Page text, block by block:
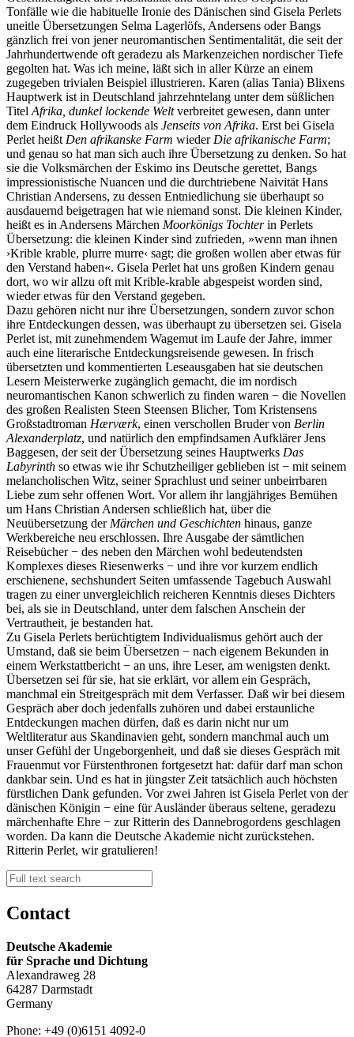
Tonfälle wie die habituelle Ironie des Dänischen sind Gisela Perlets
uneitle Übersetzungen Selma Lagerlöfs, Andersens oder Bangs
gänzlich frei von jener neuromantischen Sentimentalität, die seit der
Jahrhundertwende oft geradezu als Markenzeichen nordischer Tiefe
gegolten hat. Was ich meine, läßt sich in aller Kürze an einem
zugegeben trivialen Beispiel illustrieren. Karen (alias Tania) Blixens
Hauptwerk ist in Deutschland jahrzehntelang unter dem süßlichen
TitelAfrika, dunkel lockende Weltverbreitet gewesen, dann unter
dem Eindruck Hollywoods als Jenseits von Afrika. Erst bei Gisela
Perlet heißtDen afrikanske Farm wiederDie afrikanische Farm;
und genau so hat man sich auch ihre Übersetzung zu denken. So hat
sie die Volksmärchen der Eskimo ins Deutsche gerettet, Bangs
impressionistische Nuancen und die durchtriebene Naivität Hans
Christian Andersens, zu dessen Entniedlichung sie überhaupt so
ausdauernd beigetragen hat wie niemand sonst. Die kleinen Kinder,
heißt es in Andersens Märchen Moorkönigs Tochterin Perlets
Übersetzung: die kleinen Kinder sind zufrieden, »wenn man ihnen
›Krible krable, plurre murre‹ sagt; die großen wollen aber etwas für
den Verstand haben«. Gisela Perlet hat uns großen Kindern genau
dort, wo wir allzu oft mit Krible-krable abgespeist worden sind,
wieder etwas für den Verstand gegeben.
Dazu gehören nicht nur ihre Übersetzungen, sondern zuvor schon
ihre Entdeckungen dessen, was überhaupt zu übersetzen sei. Gisela
Perlet ist, mit zunehmendem Wagemut im Laufe der Jahre, immer
auch eine literarische Entdeckungsreisende gewesen. In frisch
übersetzten und kommentierten Leseausgaben hat sie deutschen
Lesern Meisterwerke zugänglich gemacht, die im nordisch
neuromantischen Kanon schwerlich zu finden waren − die Novellen
des großen Realisten Steen Steensen Blicher, Tom Kristensens
Großstadtroman Hærværk, einen verschollen Bruder von Berlin
Alexanderplatz, und natürlich den empfindsamen Aufklärer Jens
Baggesen, der seit der Übersetzung seines Hauptwerks Das
Labyrinth so etwas wie ihr Schutzheiliger geblieben ist − mit seinem
melancholischen Witz, seiner Sprachlust und seiner unbeirrbaren
Liebe zum sehr offenen Wort. Vor allem ihr langjähriges Bemühen
um Hans Christian Andersen schließlich hat, über die
Neuübersetzung derMärchen und Geschichten hinaus, ganze
Werkbereiche neu erschlossen. Ihre Ausgabe der sämtlichen
Reisebücher − des neben den Märchen wohl bedeutendsten
Komplexes dieses Riesenwerks − und ihre vor kurzem endlich
erschienene, sechshundert Seiten umfassende Tagebuch Auswahl
tragen zu einer unvergleichlich reicheren Kenntnis dieses Dichters
bei, als sie in Deutschland, unter dem falschen Anschein der
Vertrautheit, je bestanden hat.
Zu Gisela Perlets berüchtigtem Individualismus gehört auch der
Umstand, daß sie beim Übersetzen − nach eigenem Bekunden in
einem Werkstattbericht − an uns, ihre Leser, am wenigsten denkt.
Übersetzen sei für sie, hat sie erklärt, vor allem ein Gespräch,
manchmal ein Streitgespräch mit dem Verfasser. Daß wir bei diesem
Gespräch aber doch jedenfalls zuhören und dabei erstaunliche
Entdeckungen machen dürfen, daß es darin nicht nur um
Weltliteratur aus Skandinavien geht, sondern manchmal auch um
unser Gefühl der Ungeborgenheit, und daß sie dieses Gespräch mit
Frauenmut vor Fürstenthronen fortgesetzt hat: dafür darf man schon
dankbar sein. Und es hat in jüngster Zeit tatsächlich auch höchsten
fürstlichen Dank gefunden. Vor zwei Jahren ist Gisela Perlet von der
dänischen Königin − eine für Ausländer überaus seltene, geradezu
märchenhafte Ehre − zur Ritterin des Dannebrogordens geschlagen
worden. Da kann die Deutsche Akademie nicht zurückstehen.
Ritterin Perlet, wir gratulieren!
Contact
Deutsche Akademie
für Sprache und Dichtung
Alexandraweg 28
64287 Darmstadt
Germany
Phone: +49 (0)6151 4092-0